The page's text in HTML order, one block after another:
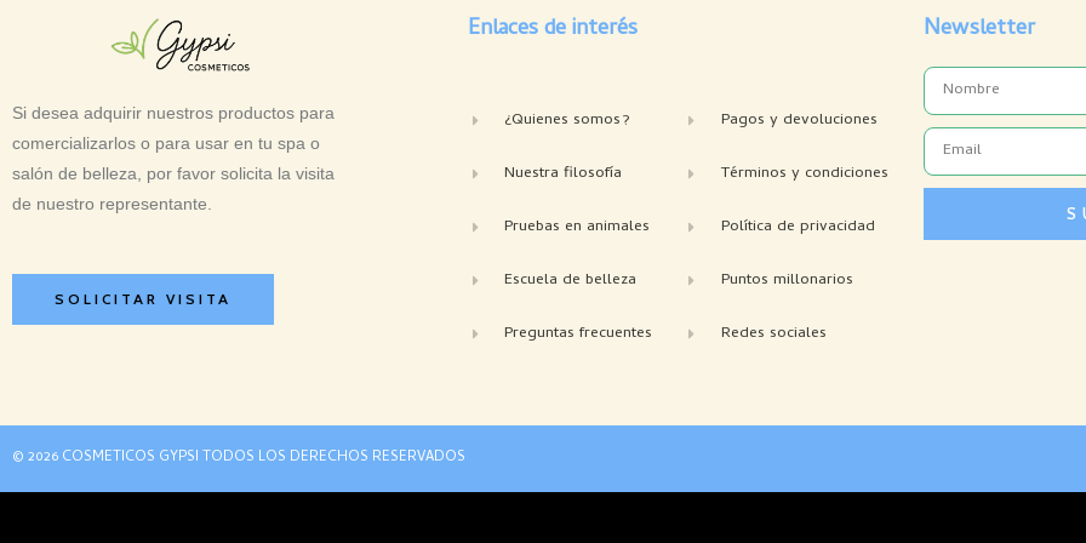
Si desea adquirir nuestros productos para
comercializarlos o para usar en tu spa o
salón de belleza, por favor solicita la visita
de nuestro representante.
SOLICITAR VISITA
Enlaces de interés
¿Quienes somos?
Nuestra filosofía
Pruebas en animales
Escuela de belleza
Preguntas frecuentes
Pagos y devoluciones
Términos y condiciones
Política de privacidad
Puntos millonarios
Redes sociales
Newsletter
Name
Email
© 2026 COSMETICOS GYPSI TODOS LOS DERECHOS RESERVADOS